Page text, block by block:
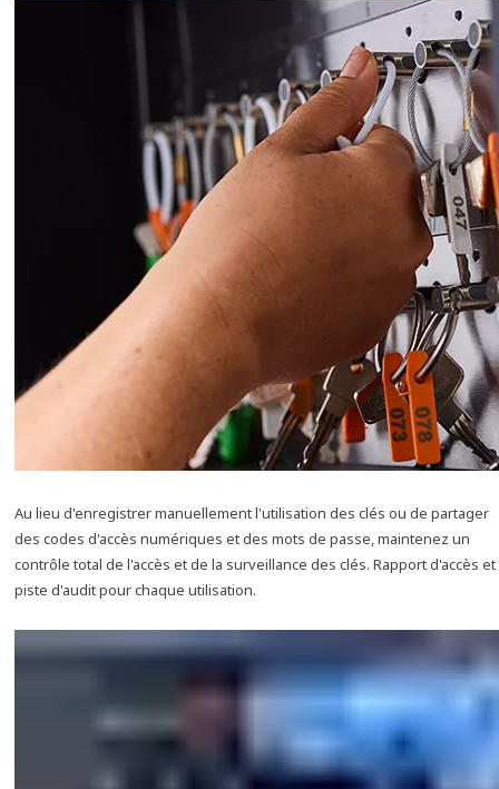
Au lieu d'enregistrer manuellement l'utilisation des clés ou de partager
des codes d'accès numériques et des mots de passe, maintenez un
contrôle total de l'accès et de la surveillance des clés. Rapport d'accès et
piste d'audit pour chaque utilisation.